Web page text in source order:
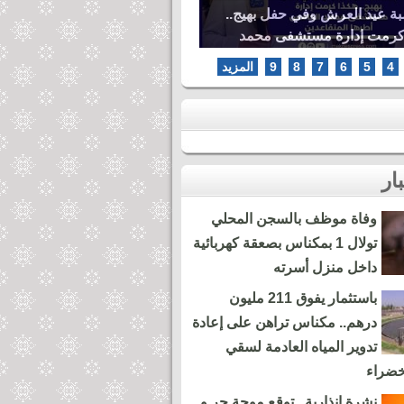
عيد العرش وفي حفل بهيج..
كرمت إدارة مستشفى محمد
المتقاعدين
4
5
6
7
8
9 المزيد
وفاة موظف بالسجن المحلي
تولال 1 بمكناس بصعقة كهربائية
داخل منزل أسرته
باستثمار يفوق 211 مليون
درهم.. مكناس تراهن على إعادة
تدوير المياه العادمة لسقي